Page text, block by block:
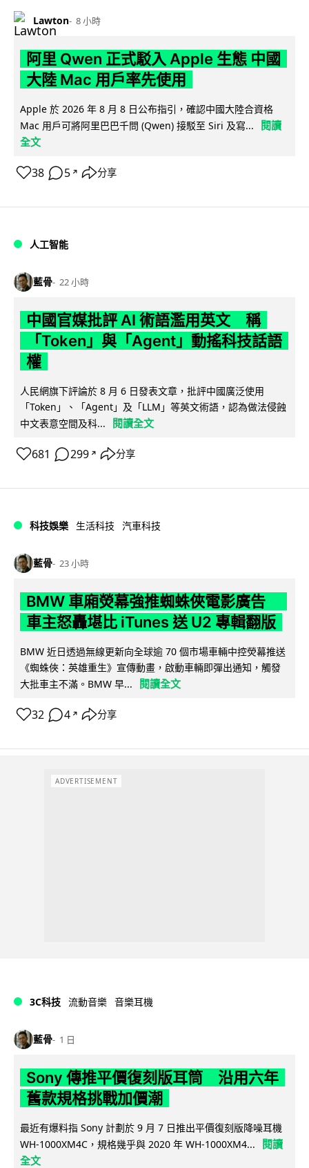
Lawton 8 小時
阿里 Qwen 正式駁入 Apple 生態 中國
大陸 Mac 用戶率先使用
Apple 於 2026 年 8 月 8 日公布指引，確認中國大陸合資格
Mac 用戶可將阿里巴巴千問 (Qwen) 接駁至 Siri 及寫...
閱讀
全文
38 5 ↗ 分享
人工智能
藍骨 22 小時
中國官媒批評 AI 術語濫用英文 稱
「Token」與「Agent」動搖科技話語
權
人民網旗下評論於 8 月 6 日發表文章，批評中國廣泛使用
「Token」、「Agent」及「LLM」等英文術語，認為做法侵蝕
中文表意空間及科...
閱讀全文
681 299 ↗ 分享
科技娛樂 生活科技 汽車科技
藍骨 23 小時
BMW 車廂熒幕強推蜘蛛俠電影廣告
車主怒轟堪比 iTunes 送 U2 專輯翻版
BMW 近日透過無線更新向全球逾 70 個市場車輛中控熒幕推送
《蜘蛛俠：英雄重生》宣傳動畫，啟動車輛即彈出通知，觸發
大批車主不滿。BMW 早...
閱讀全文
32 4 ↗ 分享
ADVERTISEMENT
3C科技 流動音樂 音樂耳機
藍骨 1 日
Sony 傳推平價復刻版耳筒 沿用六年
舊款規格挑戰加價潮
最近有爆料指 Sony 計劃於 9 月 7 日推出平價復刻版降噪耳機
WH-1000XM4C，規格幾乎與 2020 年 WH-1000XM4...
閱讀
全文